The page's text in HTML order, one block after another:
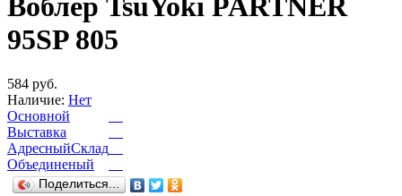
Воблер TsuYoki PARTNER
95SP 805
584 руб.
Наличие: Нет
Основной
Выставка
АдресныйСклад
Объединеный
Поделиться...